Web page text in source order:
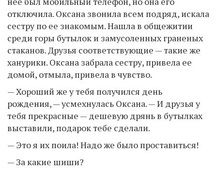
отключила. Оксана звонила всем подряд, искала
сестру по ее знакомым. Нашла в общежитии
среди горы бутылок и замусоленных граненых
стаканов. Друзья соответствующие — такие же
ханурики. Оксана забрала сестру, привела ее
домой, отмыла, привела в чувство.
— Хороший же у тебя получился день
рождения, — усмехнулась Оксана. — И друзья у
тебя прекрасные — дешевую дрянь в бутылках
выставили, подарок тебе сделали.
— Это я их поила! Надо же было проставиться!
— За какие шиши?